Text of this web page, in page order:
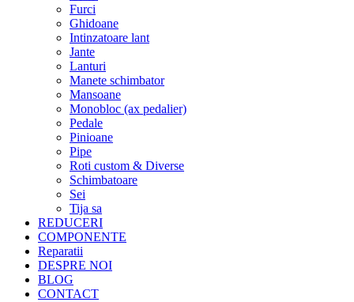
Furci
Ghidoane
Intinzatoare lant
Jante
Lanturi
Manete schimbator
Mansoane
Monobloc (ax pedalier)
Pedale
Pinioane
Pipe
Roti custom & Diverse
Schimbatoare
Sei
Tija sa
REDUCERI
COMPONENTE
Reparatii
DESPRE NOI
BLOG
CONTACT